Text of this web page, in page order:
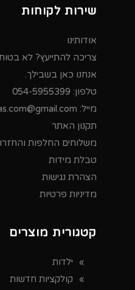
שירות לקוחות
אודותינו
צריכה להתייעץ? לא
אנחנו כאן בשבילך.
טלפון: 054-5955399
מייל:
תקנון האתר
משלוחים החלפות
טבלת מידות
הצהרת נגישות
מדיניות פרטיות
קטגורית מוצרים
ילדות
קולקציות חדשות